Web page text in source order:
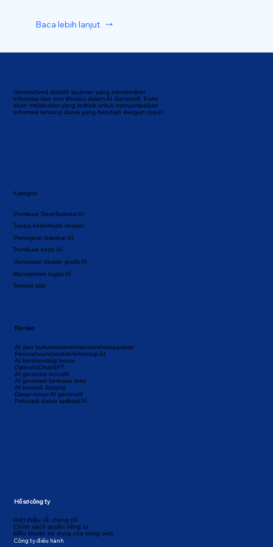
Generatived adalah layanan yang memberikan
informasi dan tren khusus dalam AI Generatif. Kami
akan melakukan yang terbaik untuk menyampaikan
informasi tentang dunia yang berubah dengan cepat.
Kategori
Semua alat
Manajemen tugas AI
Generator desain grafis AI
Tanpa kode/kode rendah
Pembuat kode AI
Peningkat Gambar AI
Pembuat Seni/Ilustrasi AI
AI dan hukum/sistem/ekonomi/masyarakat
Perusahaan/produk/teknologi AI
AI berteknologi besar
OpenAI/ChatGPT
AI generasi inovatif
AI generasi berbasis teks
AI inovatif Jepang
Dasar-dasar AI generatif
Petunjuk dasar aplikasi AI
Tin tức
Giới thiệu về chúng tôi
Chính sách quyền riêng tư
Điều khoản sử dụng của trang web
Công ty điều hành
Hồ sơ công ty
Baca lebih lanjut